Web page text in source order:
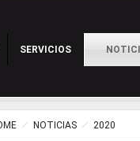
SERVICIOS
NOTICIAS 2020